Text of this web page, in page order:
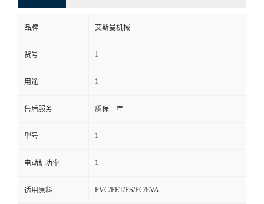
品牌 艾斯曼机械
货号 1
用途 1
售后服务 质保一年
型号 1
电动机功率 1
适用原料 PVC/PET/PS/PC/EVA